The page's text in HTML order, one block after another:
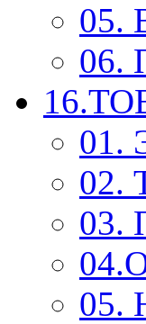
05.
06.
01.
02.
03.
05.